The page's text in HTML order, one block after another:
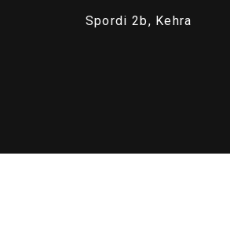
Spordi 2b, Kehra